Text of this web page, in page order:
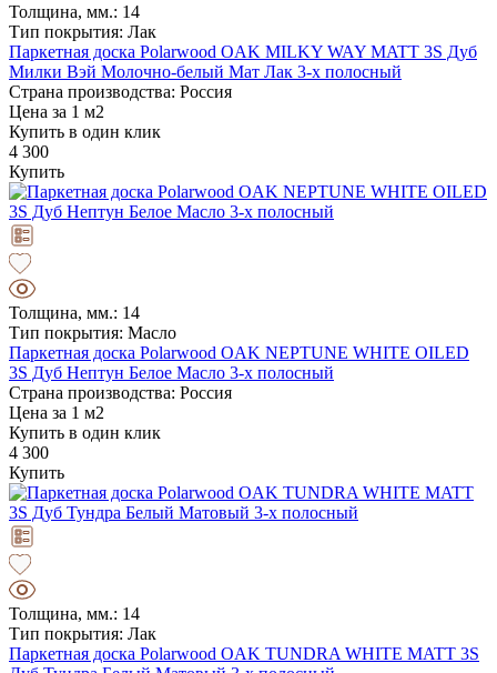
Толщина, мм.: 14
Тип покрытия: Лак
Паркетная доска Polarwood OAK MILKY WAY MATT 3S Дуб
Милки Вэй Молочно-белый Мат Лак 3-х полосный
Страна производства: Россия
Цена за 1 м2
Купить в один клик
4 300
Купить
Толщина, мм.: 14
Тип покрытия: Масло
Паркетная доска Polarwood OAK NEPTUNE WHITE OILED
3S Дуб Нептун Белое Масло 3-х полосный
Страна производства: Россия
Цена за 1 м2
Купить в один клик
4 300
Купить
Толщина, мм.: 14
Тип покрытия: Лак
Паркетная доска Polarwood OAK TUNDRA WHITE MATT 3S